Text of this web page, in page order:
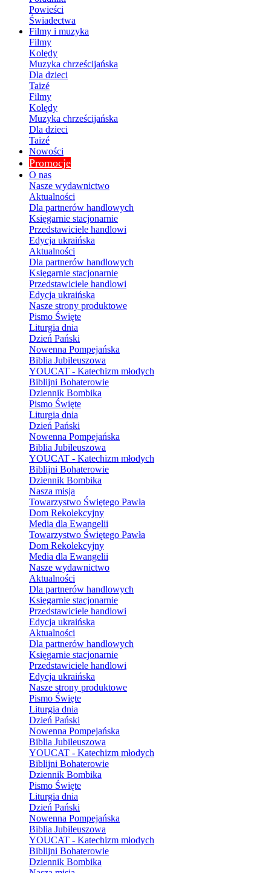
Powieści
Świadectwa
Filmy i muzyka
Filmy
Kolędy
Muzyka chrześcijańska
Dla dzieci
Taizé
Filmy
Kolędy
Muzyka chrześcijańska
Dla dzieci
Taizé
Nowości
Promocje
O nas
Nasze wydawnictwo
Aktualności
Dla partnerów handlowych
Księgarnie stacjonarnie
Przedstawiciele handlowi
Edycja ukraińska
Aktualności
Dla partnerów handlowych
Księgarnie stacjonarnie
Przedstawiciele handlowi
Edycja ukraińska
Nasze strony produktowe
Pismo Święte
Liturgia dnia
Dzień Pański
Nowenna Pompejańska
Biblia Jubileuszowa
YOUCAT - Katechizm młodych
Biblijni Bohaterowie
Dziennik Bombika
Pismo Święte
Liturgia dnia
Dzień Pański
Nowenna Pompejańska
Biblia Jubileuszowa
YOUCAT - Katechizm młodych
Biblijni Bohaterowie
Dziennik Bombika
Nasza misja
Towarzystwo Świętego Pawła
Dom Rekolekcyjny
Media dla Ewangelii
Towarzystwo Świętego Pawła
Dom Rekolekcyjny
Media dla Ewangelii
Nasze wydawnictwo
Aktualności
Dla partnerów handlowych
Księgarnie stacjonarnie
Przedstawiciele handlowi
Edycja ukraińska
Aktualności
Dla partnerów handlowych
Księgarnie stacjonarnie
Przedstawiciele handlowi
Edycja ukraińska
Nasze strony produktowe
Pismo Święte
Liturgia dnia
Dzień Pański
Nowenna Pompejańska
Biblia Jubileuszowa
YOUCAT - Katechizm młodych
Biblijni Bohaterowie
Dziennik Bombika
Pismo Święte
Liturgia dnia
Dzień Pański
Nowenna Pompejańska
Biblia Jubileuszowa
YOUCAT - Katechizm młodych
Biblijni Bohaterowie
Dziennik Bombika